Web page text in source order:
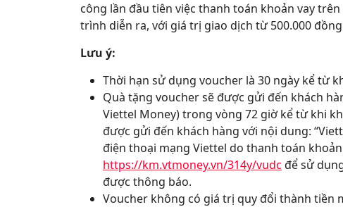
công lần đầu tiên việc thanh toán khoản vay
trình diễn ra, với giá trị giao dịch từ 500.000
Lưu ý:
Thời hạn sử dụng voucher là 30 ngày kể từ
Quà tặng voucher sẽ được gửi đến khách
Viettel Money) trong vòng 72 giờ kể từ khi
được gửi đến khách hàng với nội dung:
điện thoại mạng Viettel do thanh toán
https://km.vtmoney.vn/314y/vudc để sử
được thông báo.
Voucher không có giá trị quy đổi thành tiền